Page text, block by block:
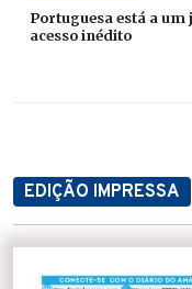
Portuguesa está a
acesso inédito
EDIÇÃO IMPRESSA